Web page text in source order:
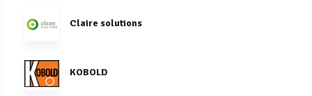
Claire solutions
KOBOLD